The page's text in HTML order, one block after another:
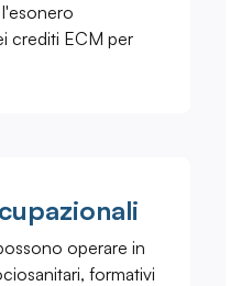
crediti ECM per
operare in
formativi